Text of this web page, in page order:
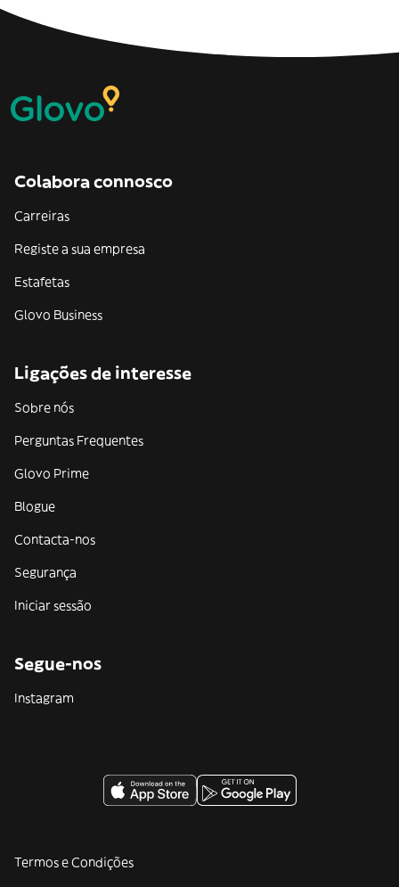
Colabora connosco
Carreiras
Registe a sua empresa
Estafetas
Glovo Business
Ligações de interesse
Sobre nós
Perguntas Frequentes
Glovo Prime
Blogue
Contacta-nos
Segurança
Iniciar sessão
Segue-nos
Instagram
Termos e Condições